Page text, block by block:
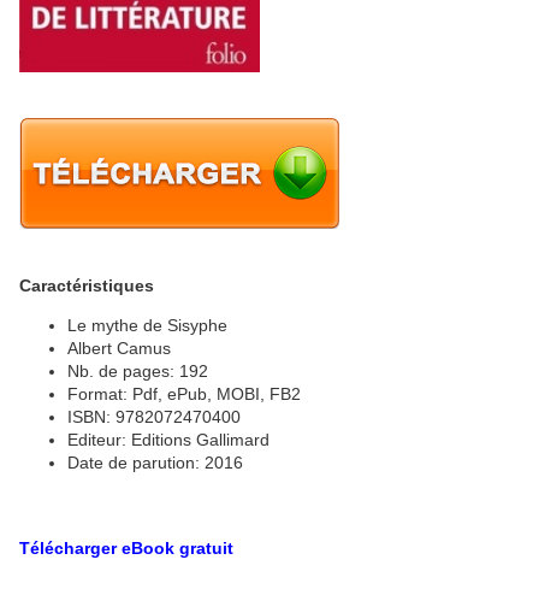
Caractéristiques
Le mythe de Sisyphe
Albert Camus
Nb. de pages: 192
Format: Pdf, ePub, MOBI, FB2
ISBN: 9782072470400
Editeur: Editions Gallimard
Date de parution: 2016
Télécharger eBook gratuit